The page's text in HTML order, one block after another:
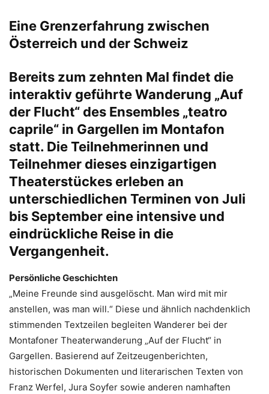
Eine Grenzerfahrung zwischen
Österreich und der Schweiz
Bereits zum zehnten Mal findet die
interaktiv geführte Wanderung „Auf
der Flucht“ des Ensembles „teatro
caprile“ in Gargellen im Montafon
statt. Die Teilnehmerinnen und
Teilnehmer dieses einzigartigen
Theaterstückes erleben an
unterschiedlichen Terminen von Juli
bis September eine intensive und
eindrückliche Reise in die
Vergangenheit.
Persönliche Geschichten
„Meine Freunde sind ausgelöscht. Man wird mit mir
anstellen, was man will.“ Diese und ähnlich nachdenklich
stimmenden Textzeilen begleiten Wanderer bei der
Montafoner Theaterwanderung „Auf der Flucht“ in
Gargellen. Basierend auf Zeitzeugenberichten,
historischen Dokumenten und literarischen Texten von
Franz Werfel, Jura Soyfer sowie anderen namhaften